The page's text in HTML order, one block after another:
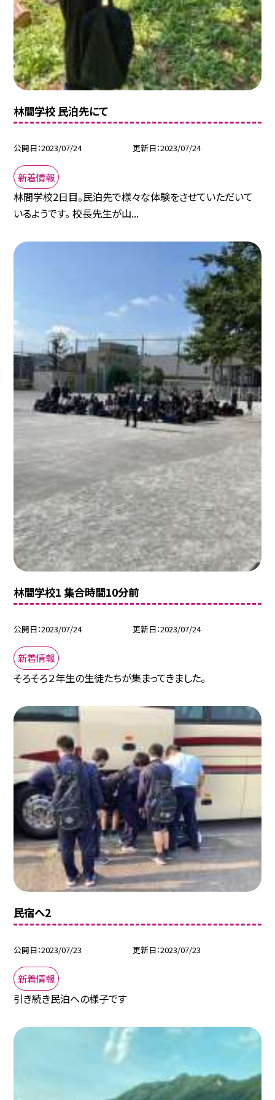
林間学校 民泊先にて
公開日 2023/07/24 更新日 2023/07/24
新着情報
林間学校2日目。民泊先で様々な体験をさせていただいて
いるようです。 校長先生が山...
林間学校1 集合時間10分前
公開日 2023/07/24 更新日 2023/07/24
新着情報
そろそろ２年生の生徒たちが集まってきました。
民宿へ2
公開日 2023/07/23 更新日 2023/07/23
新着情報
引き続き民泊への様子です